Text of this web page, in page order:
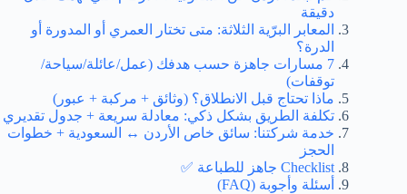
دقيقة
المعابر البرّية الثلاثة: متى تختار العمري أو المدورة أو
الدرة؟
7 مسارات جاهزة حسب هدفك (عمل/عائلة/سياحة/
توقفات)
ماذا تحتاج قبل الانطلاق؟ (وثائق + مركبة + عبور)
تكلفة الطريق بشكل ذكي: معادلة سريعة + جدول تقديري
خدمة شركتنا: سائق خاص الأردن ↔ السعودية + خطوات
الحجز
Checklist جاهز للطباعة ✅
أسئلة وأجوبة (FAQ)